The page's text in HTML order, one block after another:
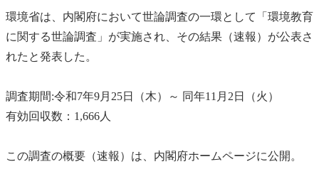
環境省は、内閣府において世論調査の一環として「環境教育
に関する世論調査」が実施され、その結果（速報）が公表さ
れたと発表した。
調査期間:令和7年9月25日（木）～ 同年11月2日（火）
有効回収数：1,666人
この調査の概要（速報）は、内閣府ホームページに公開。